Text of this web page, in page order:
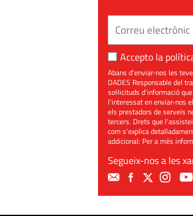
Accepto la
Abans d'enviar-nos les
DADES Responsable del
sol·licituds d'informació
l'interessat en enviar-nos
els prestadors de serveis
tercers. Drets que
com s'explica
addicional: Per a més
Segueix-nos a les